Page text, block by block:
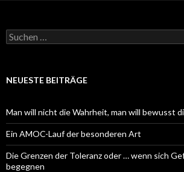
Suchen
nach:
NEUESTE BEITRÄGE
Man will nicht die Wahrheit, man will bewusst
Ein AMOC-Lauf der besonderen Art
Die Grenzen der Toleranz oder … wenn sich
begegnen